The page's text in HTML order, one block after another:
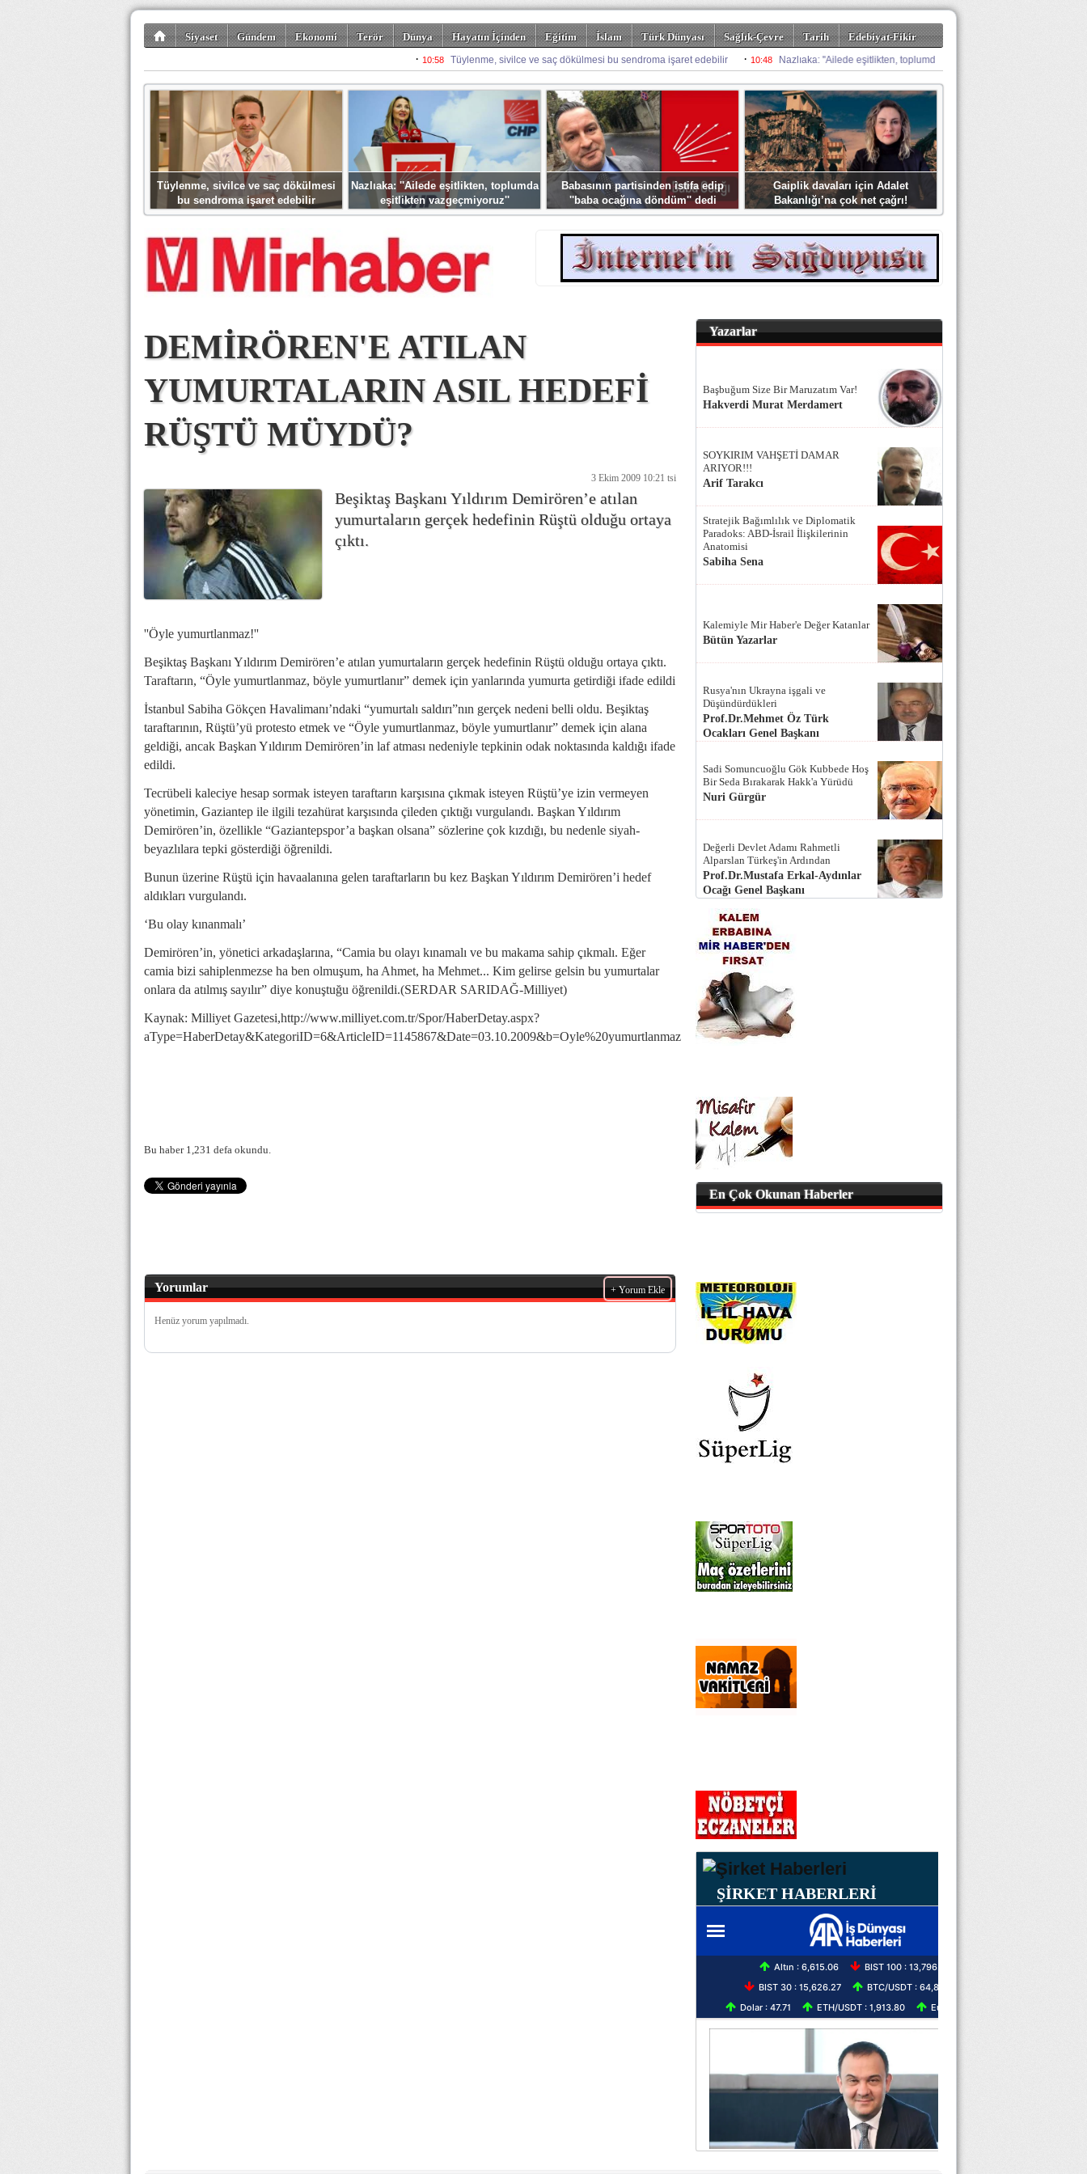
Siyaset Gündem Ekonomi Terör Dünya Hayatın İçinden Eğitim İslam Türk Dünyası Sağlık-Çevre Tarih
Edebiyat-Fikir
Spor Misafir Kalem Foto Galeriler
Tüylenme, sivilce ve saç dökülmesi
bu sendroma işaret edebilir
Nazlıaka: ''Ailede eşitlikten, toplumda
eşitlikten vazgeçmiyoruz''
Babasının partisinden istifa edip
''baba ocağına döndüm'' dedi
Gaiplik davaları için Adalet
Bakanlığı’na çok net çağrı!
DEMİRÖREN'E ATILAN
YUMURTALARIN ASIL HEDEFİ
RÜŞTÜ MÜYDÜ?
3 Ekim 2009 10:21 tsi
Beşiktaş Başkanı Yıldırım Demirören’e atılan
yumurtaların gerçek hedefinin Rüştü olduğu ortaya
çıktı.
''Öyle yumurtlanmaz!''
Beşiktaş Başkanı Yıldırım Demirören’e atılan yumurtaların gerçek hedefinin Rüştü olduğu ortaya çıktı.
Taraftarın, “Öyle yumurtlanmaz, böyle yumurtlanır” demek için yanlarında yumurta getirdiği ifade edildi
İstanbul Sabiha Gökçen Havalimanı’ndaki “yumurtalı saldırı”nın gerçek nedeni belli oldu. Beşiktaş
taraftarının, Rüştü’yü protesto etmek ve “Öyle yumurtlanmaz, böyle yumurtlanır” demek için alana
geldiği, ancak Başkan Yıldırım Demirören’in laf atması nedeniyle tepkinin odak noktasında kaldığı ifade
edildi.
Tecrübeli kaleciye hesap sormak isteyen taraftarın karşısına çıkmak isteyen Rüştü’ye izin vermeyen
yönetimin, Gaziantep ile ilgili tezahürat karşısında çileden çıktığı vurgulandı. Başkan Yıldırım
Demirören’in, özellikle “Gaziantepspor’a başkan olsana” sözlerine çok kızdığı, bu nedenle siyah-
beyazlılara tepki gösterdiği öğrenildi.
Bunun üzerine Rüştü için havaalanına gelen taraftarların bu kez Başkan Yıldırım Demirören’i hedef
aldıkları vurgulandı.
‘Bu olay kınanmalı’
Demirören’in, yönetici arkadaşlarına, “Camia bu olayı kınamalı ve bu makama sahip çıkmalı. Eğer
camia bizi sahiplenmezse ha ben olmuşum, ha Ahmet, ha Mehmet... Kim gelirse gelsin bu yumurtalar
onlara da atılmış sayılır” diye konuştuğu öğrenildi.(SERDAR SARIDAĞ-Milliyet)
Kaynak: Milliyet Gazetesi,http://www.milliyet.com.tr/Spor/HaberDetay.aspx?
aType=HaberDetay&KategoriID=6&ArticleID=1145867&Date=03.10.2009&b=Oyle%20yumurtlanmaz
Bu haber 1,231 defa okundu.
Yorumlar + Yorum Ekle
Henüz yorum yapılmadı.
Yazarlar
Başbuğum Size Bir Maruzatım Var!
Hakverdi Murat Merdamert
SOYKIRIM VAHŞETİ DAMAR
ARIYOR!!!
Arif Tarakcı
Stratejik Bağımlılık ve Diplomatik
Paradoks: ABD-İsrail İlişkilerinin
Anatomisi
Sabiha Sena
Kalemiyle Mir Haber'e Değer Katanlar
Bütün Yazarlar
Rusya'nın Ukrayna işgali ve
Düşündürdükleri
Prof.Dr.Mehmet Öz Türk
Ocakları Genel Başkanı
Sadi Somuncuoğlu Gök Kubbede Hoş
Bir Seda Bırakarak Hakk'a Yürüdü
Nuri Gürgür
Değerli Devlet Adamı Rahmetli
Alparslan Türkeş'in Ardından
Prof.Dr.Mustafa Erkal-Aydınlar
Ocağı Genel Başkanı
En Çok Okunan Haberler
ŞİRKET HABERLERİ